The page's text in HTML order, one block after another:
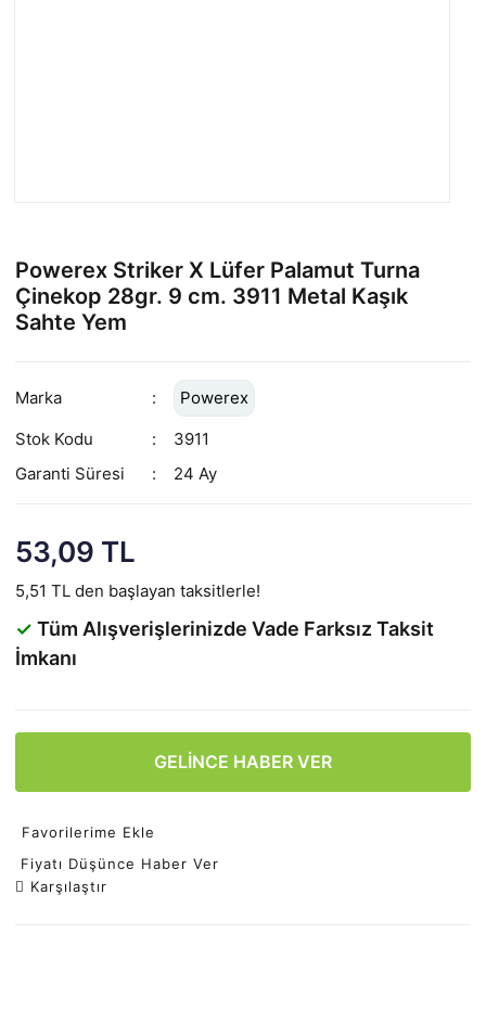
Powerex Striker X Lüfer Palamut Turna
Çinekop 28gr. 9 cm. 3911 Metal Kaşık
Sahte Yem
Marka
Powerex
Stok Kodu
3911
Garanti Süresi
24 Ay
53,09 TL
5,51 TL den başlayan taksitlerle!
✓ Tüm Alışverişlerinizde Vade Farksız Taksit
İmkanı
GELİNCE HABER VER
Favorilerime Ekle
Fiyatı Düşünce Haber Ver
Karşılaştır